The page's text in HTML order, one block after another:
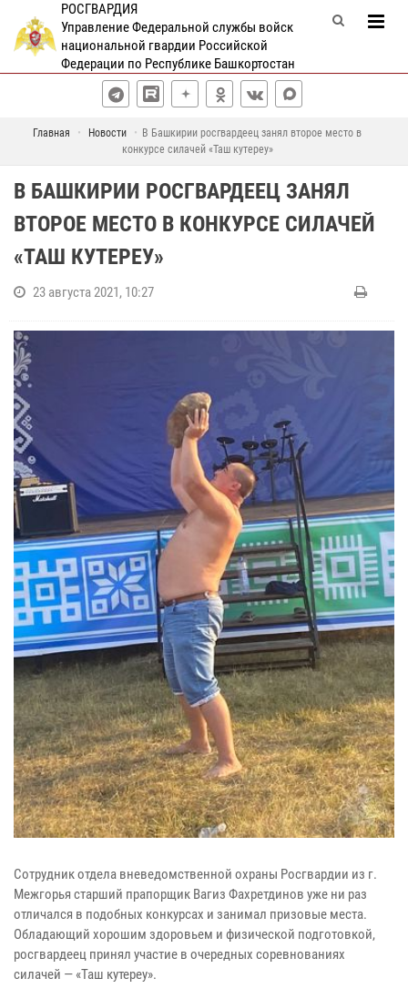
РОСГВАРДИЯ
Управление Федеральной службы войск
национальной гвардии Российской
Федерации по Республике Башкортостан
Главная Новости
В Башкирии росгвардеец занял второе место в
конкурсе силачей «Таш кутереу»
В БАШКИРИИ РОСГВАРДЕЕЦ ЗАНЯЛ
ВТОРОЕ МЕСТО В КОНКУРСЕ СИЛАЧЕЙ
«ТАШ КУТЕРЕУ»
23 августа 2021, 10:27
Сотрудник отдела вневедомственной охраны Росгвардии из г.
Межгорья старший прапорщик Вагиз Фахретдинов уже ни раз
отличался в подобных конкурсах и занимал призовые места.
Обладающий хорошим здоровьем и физической подготовкой,
росгвардеец принял участие в очередных соревнованиях
силачей — «Таш кутереу».